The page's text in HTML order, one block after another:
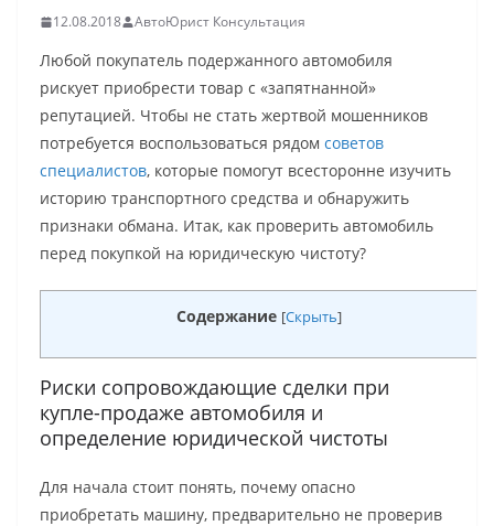
12.08.2018 АвтоЮрист Консультация
Любой покупатель подержанного автомобиля
рискует приобрести товар с «запятнанной»
репутацией. Чтобы не стать жертвой мошенников
потребуется воспользоваться рядом советов
специалистов, которые помогут всесторонне изучить
историю транспортного средства и обнаружить
признаки обмана. Итак, как проверить автомобиль
перед покупкой на юридическую чистоту?
Содержание [Скрыть]
Риски сопровождающие сделки при
купле-продаже автомобиля и
определение юридической чистоты
Для начала стоит понять, почему опасно
приобретать машину, предварительно не проверив